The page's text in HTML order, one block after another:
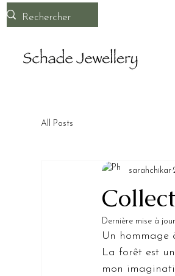
All Posts
sarahchikar
Dernière mise à
Un hommage
La forêt est
mon